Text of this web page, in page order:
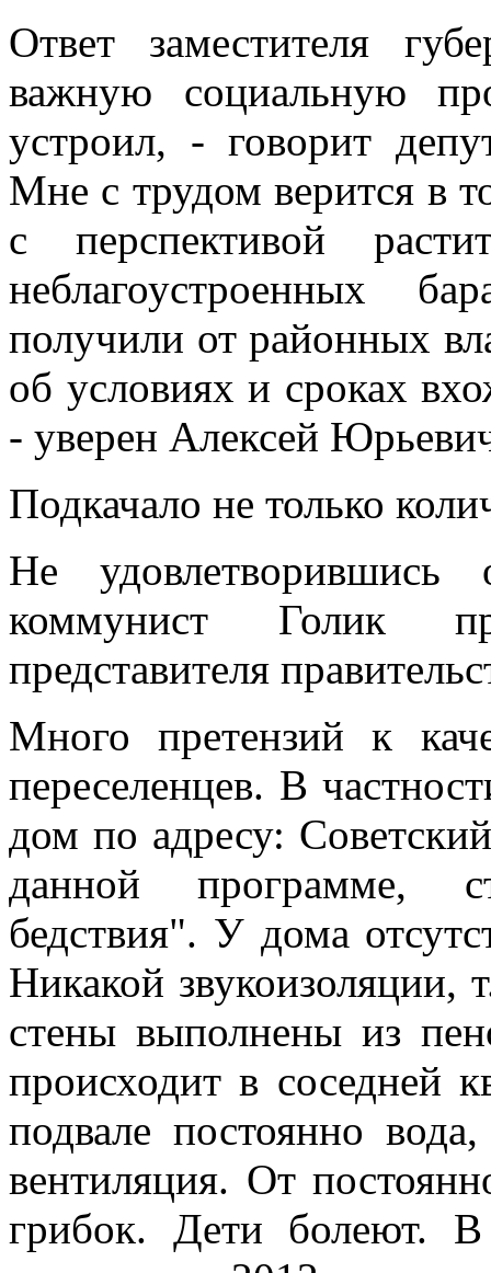
Ответ заместителя
важную социальную
устроил, - говорит
Мне с трудом верится в
с перспективой
неблагоустроенных
получили от районных
об условиях и сроках
- уверен Алексей
Подкачало не только
Не
коммунист Голик
представителя
Много претензий к
переселенцев. В
дом по адресу:
данной программе,
бедствия". У дома
Никакой
стены выполнены из
происходит в соседней
подвале постоянно
вентиляция. От
грибок. Дети болеют. В